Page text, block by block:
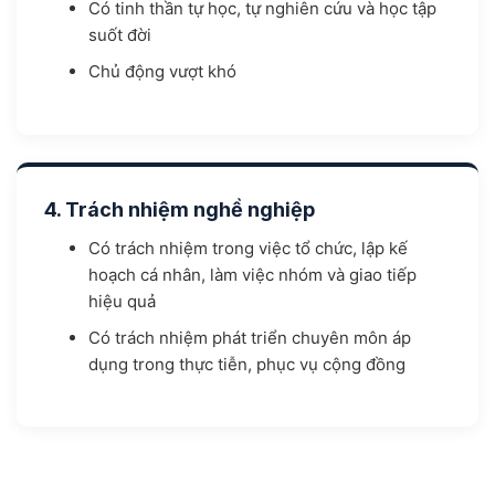
Có tinh thần tự học, tự nghiên cứu và học tập
suốt đời
Chủ động vượt khó
4. Trách nhiệm nghề nghiệp
Có trách nhiệm trong việc tổ chức, lập kế
hoạch cá nhân, làm việc nhóm và giao tiếp
hiệu quả
Có trách nhiệm phát triển chuyên môn áp
dụng trong thực tiễn, phục vụ cộng đồng